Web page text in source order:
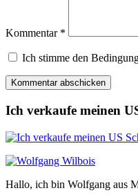
Kommentar *
Ich stimme den
Ich verkaufe meinen
Hallo, ich bin Wolfgang aus